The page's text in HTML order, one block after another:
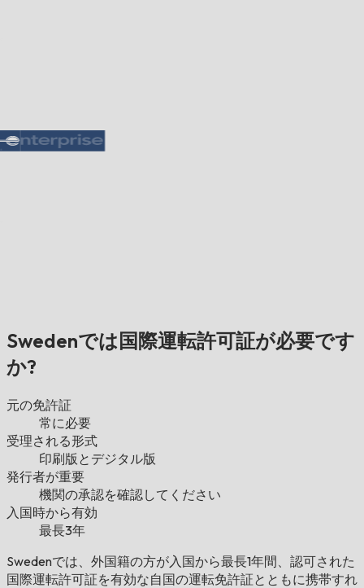
Swedenでは国際運転許可証が必要です
か?
元の免許証
常に必要
受理される形式
印刷版とデジタル版
発行者が重要
機関の承認を確認してください
入国時から有効
最長3年
Swedenでは、外国籍の方が入国から最長1年間、認可された
国際運転許可証を有効な自国の運転免許証とともに携帯すれ